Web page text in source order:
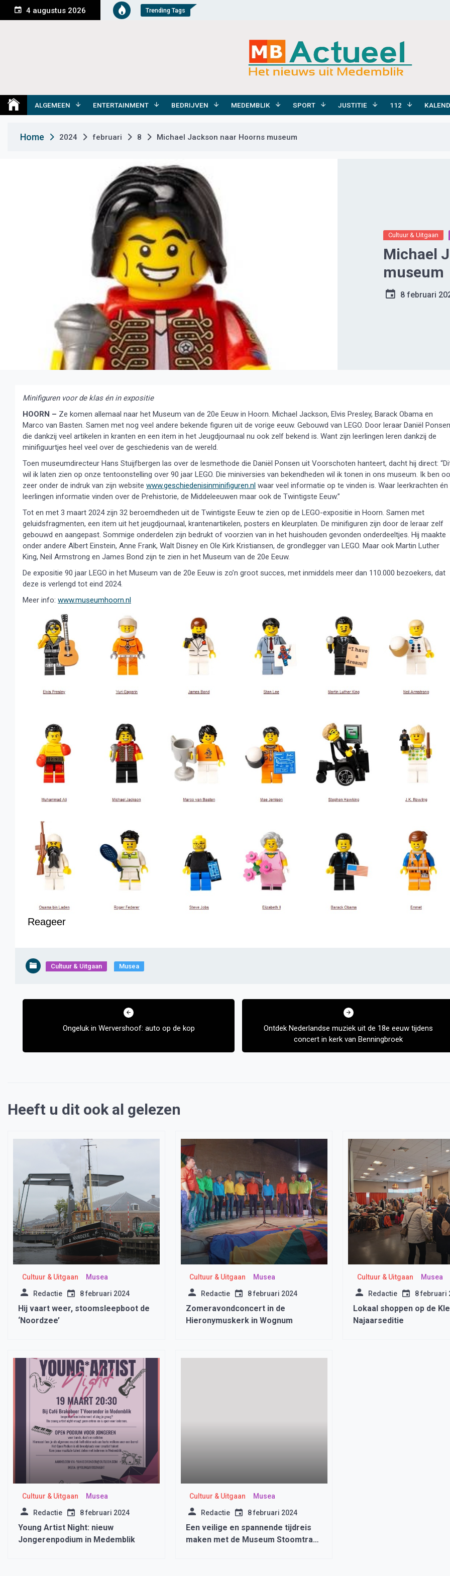
n
e
4 augustus 2026 Trending Tags
Medemblik Actueel
ALGEMEEN ENTERTAINMENT BEDRIJVEN MEDEMBLIK SPORT JUSTITIE 112
Home 2024 februari 8 Michael Jackson naar Hoorns museum
Cultuur & Uitgaan
Michael
museum
8 februari
Minifiguren voor de klas én in expositie
HOORN – Ze komen allemaal naar het Museum van de 20e Eeuw in Hoorn. Michael Jackson, Elvis Presley, Barack Obama en
Marco van Basten. Samen met nog veel andere bekende figuren uit de vorige eeuw. Gebouwd van LEGO. Door leraar Daniël Ponsen
die dankzij veel artikelen in kranten en een item in het Jeugdjournaal nu ook zelf bekend is. Want zijn leerlingen leren dankzij de
minifiguurtjes heel veel over de geschiedenis van de wereld.
Toen museumdirecteur Hans Stuijfbergen las over de lesmethode die Daniël Ponsen uit Voorschoten hanteert, dacht hij direct:
wil ik laten zien op onze tentoonstelling over 90 jaar LEGO. Die miniversies van bekendheden wil ik tonen in ons museum. Ik ben
zeer onder de indruk van zijn website www.geschiedenisinminifiguren.nl waar veel informatie op te vinden is. Waar leerkrachten én
leerlingen informatie vinden over de Prehistorie, de Middeleeuwen maar ook de Twintigste Eeuw.”
Tot en met 3 maart 2024 zijn 32 beroemdheden uit de Twintigste Eeuw te zien op de LEGO-expositie in Hoorn. Samen met
geluidsfragmenten, een item uit het jeugdjournaal, krantenartikelen, posters en kleurplaten. De minifiguren zijn door de leraar zelf
gebouwd en aangepast. Sommige onderdelen zijn bedrukt of voorzien van in het huishouden gevonden onderdeeltjes. Hij maakte
onder andere Albert Einstein, Anne Frank, Walt Disney en Ole Kirk Kristiansen, de grondlegger van LEGO. Maar ook Martin Luther
King, Neil Armstrong en James Bond zijn te zien in het Museum van de 20e Eeuw.
De expositie 90 jaar LEGO in het Museum van de 20e Eeuw is zo’n groot succes, met inmiddels meer dan 110.000 bezoekers, dat
deze is verlengd tot eind 2024.
Meer info: www.museumhoorn.nl
Reageer
Cultuur & Uitgaan Musea
Bericht
Ongeluk in Wervershoof: auto op de kop
Ontdek Nederlandse muziek uit de 18e eeuw tijdens
concert in kerk van Benningbroek
Heeft u dit ook al gelezen
Cultuur & Uitgaan Musea
Redactie 8 februari 2024
Hij vaart weer, stoomsleepboot de
‘Noordzee’
Cultuur & Uitgaan Musea
Redactie 8 februari 2024
Zomeravondconcert in de
Hieronymuskerk in Wognum
Cultuur & Uitgaan Musea
Redactie 8 februari
Lokaal shoppen op de
Najaarseditie
Cultuur & Uitgaan Musea
Redactie 8 februari 2024
Young Artist Night: nieuw
Jongerenpodium in Medemblik
Cultuur & Uitgaan Musea
Redactie 8 februari 2024
Een veilige en spannende tijdreis
maken met de Museum Stoomtram